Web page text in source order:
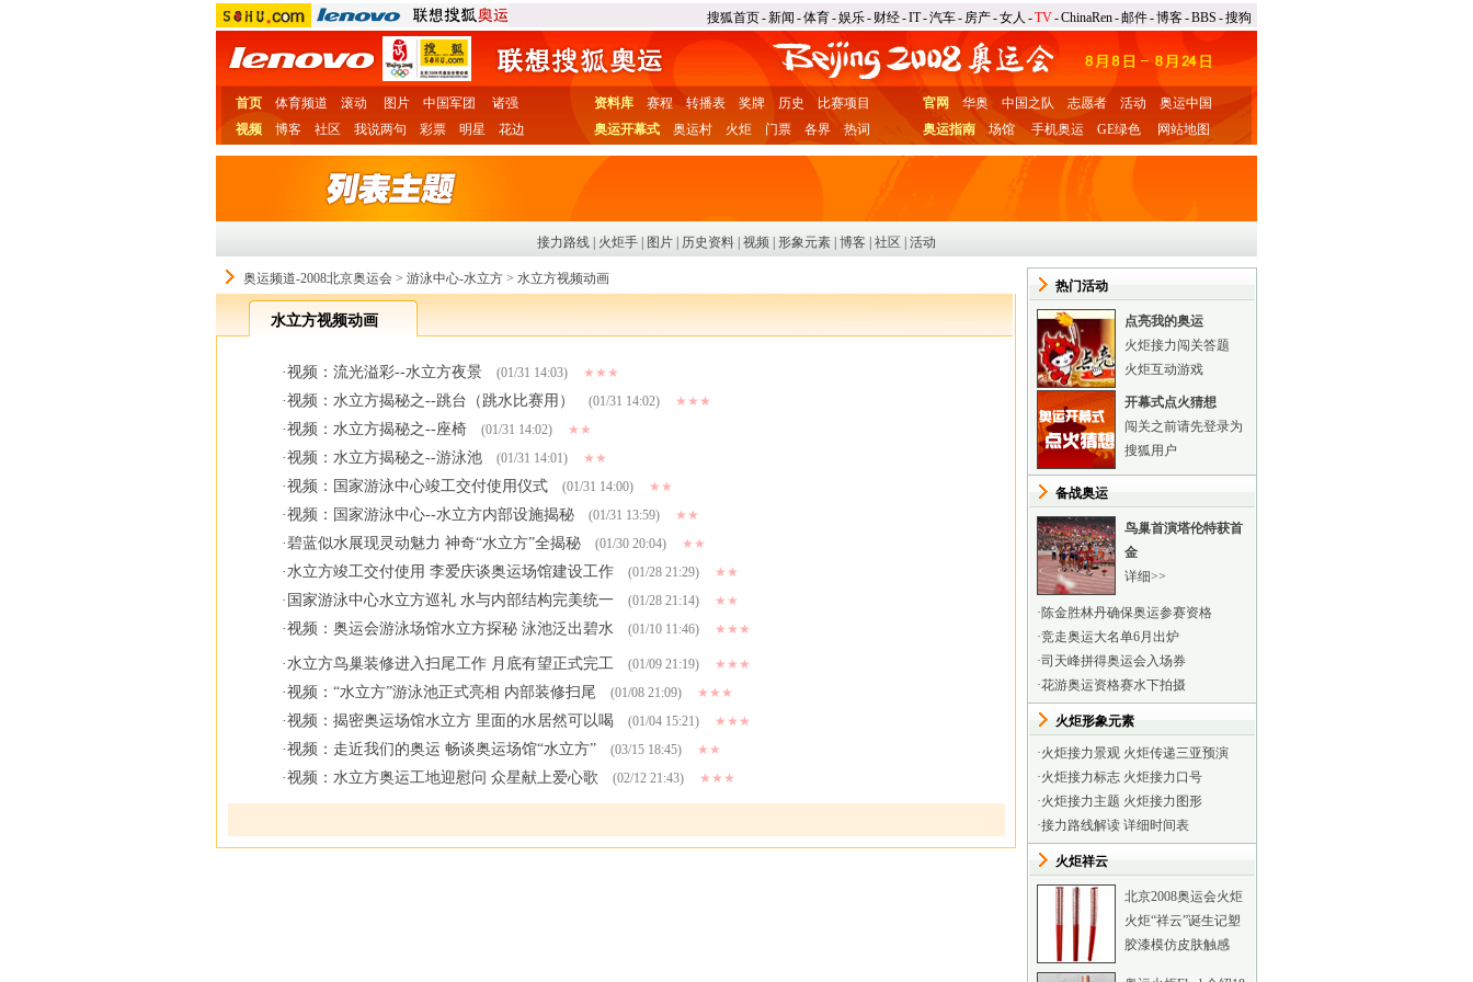
搜狐首页-新闻 -体育-娱乐- 财经-IT-汽车- 房产-女人 -TV-ChinaRen-邮件-博客-BBS -搜狗
首页 体育频道 滚动 图片 中国军团
诸强
视频
博客 社区 我说两句 彩票 明星 花边
资料库 赛程 转播表 奖牌 历史
比赛项目
奥运开幕式
奥运村 火炬 门票 各界 热词
官网 华奥 中国之队 志愿者 活动
奥运中国
奥运指南
场馆 手机奥运 GE绿色 网站地图
接力路线 火炬手 图片 历史资料 视频 形象元素 博客 社区 活动
奥运频道-2008北京奥运会 > 游泳中心-水立方 > 水立方视频动画
水立方视频动画
·视频：流光溢彩--水立方夜景 (01/31 14:03) ★★★
·视频：水立方揭秘之--跳台（跳水比赛用） (01/31 14:02) ★★★
·视频：水立方揭秘之--座椅 (01/31 14:02) ★★
·视频：水立方揭秘之--游泳池 (01/31 14:01) ★★
·视频：国家游泳中心竣工交付使用仪式 (01/31 14:00) ★★
·视频：国家游泳中心--水立方内部设施揭秘 (01/31 13:59) ★★
·碧蓝似水展现灵动魅力 神奇“水立方”全揭秘 (01/30 20:04) ★★
·水立方竣工交付使用 李爱庆谈奥运场馆建设工作 (01/28 21:29) ★★
· 国家游泳中心水立方巡礼 水与内部结构完美统一 (01/28 21:14) ★★
·视频：奥运会游泳场馆水立方探秘 泳池泛出碧水 (01/10 11:46) ★★★
·水立方鸟巢装修进入扫尾工作 月底有望正式完工 (01/09 21:19) ★★★
·视频：“水立方”游泳池正式亮相 内部装修扫尾 (01/08 21:09) ★★★
·视频：揭密奥运场馆水立方 里面的水居然可以喝 (01/04 15:21) ★★★
·视频：走近我们的奥运 畅谈奥运场馆“水立方” (03/15 18:45) ★★
·视频：水立方奥运工地迎慰问 众星献上爱心歌 (02/12 21:43) ★★★
热门活动
点亮我的奥运
火炬接力闯关答题
火炬互动游戏
开幕式点火猜想
闯关之前请先登录为
搜狐用户
备战奥运
鸟巢首演塔伦特获首
金
详细>>
·陈金胜林丹确保奥运参赛资格
·竞走奥运大名单6月出炉
·司天峰拼得奥运会入场券
·花游奥运资格赛水下拍摄
火炬形象元素
·火炬接力景观 火炬传递三亚预演
·火炬接力标志 火炬接力口号
·火炬接力主题 火炬接力图形
·接力路线解读 详细时间表
火炬祥云
北京2008奥运会火炬
火炬“祥云”诞生记塑
胶漆模仿皮肤触感